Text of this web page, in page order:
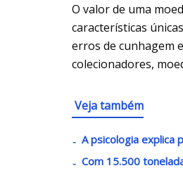
O valor de uma
características
erros de cunhagem
colecionadores,
Veja também
A psicologia explica
Com 15.500